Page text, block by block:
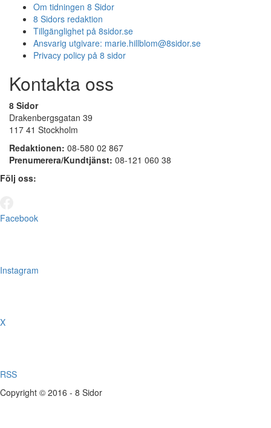
Om tidningen 8 Sidor
8 Sidors redaktion
Tillgänglighet på 8sidor.se
Ansvarig utgivare: marie.hillblom@8sidor.se
Privacy policy på 8 sidor
Kontakta oss
8 Sidor
Drakenbergsgatan 39
117 41 Stockholm
Redaktionen: 08-580 02 867
Prenumerera/Kundtjänst: 08-121 060 38
Följ oss:
Facebook
Instagram
X
RSS
Copyright © 2016 - 8 Sidor